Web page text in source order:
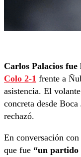
Carlos Palacios
Colo 2-1 frente a
asistencia. El
concreta desde
rechazó.
En conversación
que fue “un